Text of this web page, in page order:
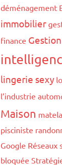
déménagement
immobilier
finance
lingerie sexy
l’industrie
Maison
pisciniste
Google Réseaux
bloquée